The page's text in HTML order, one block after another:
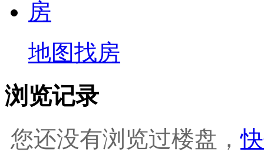
地图找房
浏览记录
您还没有浏览过楼盘，